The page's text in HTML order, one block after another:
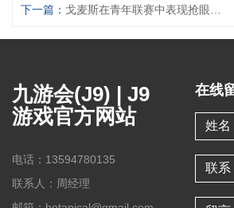
下一篇：
九游会(J9) | J9
游戏官方网站
电话：13594780135
联系人：周经理
在线